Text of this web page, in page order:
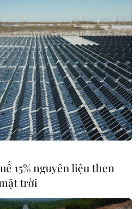
bang, đây là lần nâng lãi suất
Fed.
15% nguyên liệu then
trời